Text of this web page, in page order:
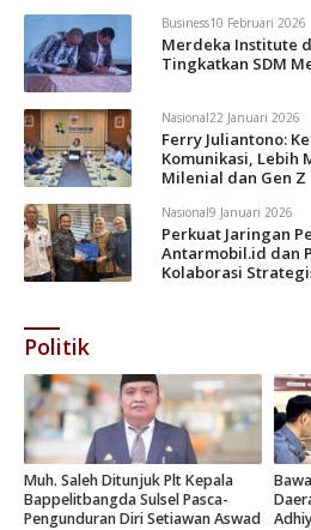
Business10 Februari 2026
Merdeka Institute
Tingkatkan SDM
Nasional22 Januari 2026
Ferry Juliantono:
Komunikasi, Lebih
Milenial dan Gen Z
Nasional9 Januari 2026
Perkuat Jaringan
Antarmobil.id dan
Kolaborasi
Politik
Muh. Saleh Ditunjuk Plt Kepala
Bappelitbangda Sulsel Pasca-
Pengunduran Diri Setiawan Aswad